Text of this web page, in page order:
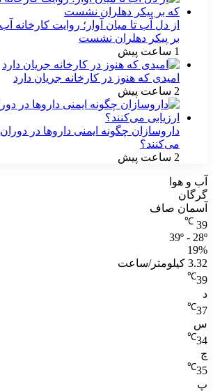
از دل آب تا میان آوار؛ روایت
بر پیکر دهلران نشست
1 ساعت پیش
امیدی که هنوز در کارخانه جریان دارد
2 ساعت پیش
داروسازان چگونه ایمنی داروها در
می‌کنند؟
2 ساعت پیش
آب و هوا
گرگان
آسمان صاف
39
℃
39º - 28º
19%
3.32 کیلومتر/ساعت
39
℃
د
37
℃
س
34
℃
چ
35
℃
پ